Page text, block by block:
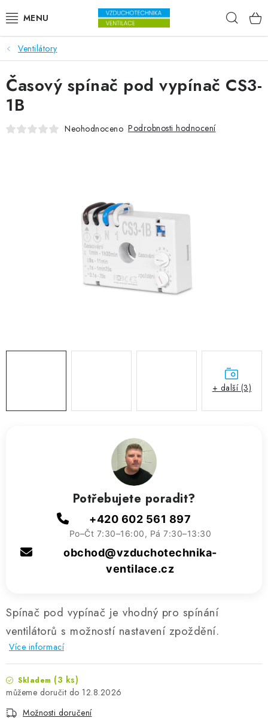
VENTILÁTORY
VZDUCHOTECHNIKA
REKUPERACE
ZVLHČOVAČE VZDUCHU PRŮMYSLOVÉ
Ventilátory
Spínač pod vypínač je vhodný pro spínání
ventilátorů s možností nastavení zpoždění.
Více informací
Skladem (3 ks)
12.8.2026
Možnosti doručení
Časový spínač pod vypínač CS3-
1B
Neohodnoceno Podrobnosti hodnocení
+ další (3)
Potřebujete poradit?
+420 602 561 897
Po–Čt 7:30–16:00, Pá 7:30–13:30
obchod@vzduchotechnika-
ventilace.cz